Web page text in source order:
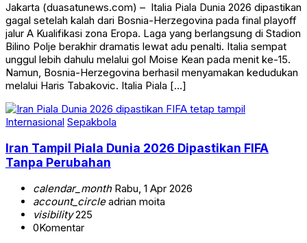
Jakarta (duasatunews.com) – Italia Piala Dunia 2026 dipastikan
gagal setelah kalah dari Bosnia-Herzegovina pada final playoff
jalur A Kualifikasi zona Eropa. Laga yang berlangsung di Stadion
Bilino Polje berakhir dramatis lewat adu penalti. Italia sempat
unggul lebih dahulu melalui gol Moise Kean pada menit ke-15.
Namun, Bosnia-Herzegovina berhasil menyamakan kedudukan
melalui Haris Tabakovic. Italia Piala […]
Internasional Sepakbola
Iran Tampil Piala Dunia 2026 Dipastikan FIFA
Tanpa Perubahan
calendar_monthRabu, 1 Apr 2026
account_circleadrian moita
visibility225
0Komentar